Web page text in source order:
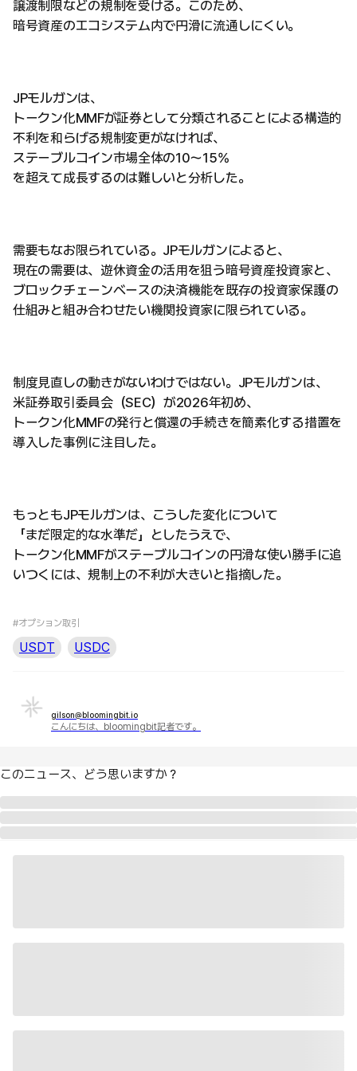
譲渡制限などの規制を受ける。このため、
暗号資産のエコシステム内で円滑に流通しにくい。
JPモルガンは、
トークン化MMFが証券として分類されることによる構造的
不利を和らげる規制変更がなければ、
ステーブルコイン市場全体の10〜15%
を超えて成長するのは難しいと分析した。
需要もなお限られている。JPモルガンによると、
現在の需要は、遊休資金の活用を狙う暗号資産投資家と、
ブロックチェーンベースの決済機能を既存の投資家保護の
仕組みと組み合わせたい機関投資家に限られている。
制度見直しの動きがないわけではない。JPモルガンは、
米証券取引委員会（SEC）が2026年初め、
トークン化MMFの発行と償還の手続きを簡素化する措置を
導入した事例に注目した。
もっともJPモルガンは、こうした変化について
「まだ限定的な水準だ」としたうえで、
トークン化MMFがステーブルコインの円滑な使い勝手に追
いつくには、規制上の不利が大きいと指摘した。
#オプション取引
USDT USDC
gilson@bloomingbit.io
こんにちは、bloomingbit記者です。
このニュース、どう思いますか？